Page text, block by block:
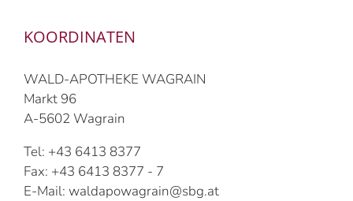
KOORDINATEN
WALD-APOTHEKE WAGRAIN
Markt 96
A-5602 Wagrain
Tel: +43 6413 8377
Fax: +43 6413 8377 - 7
E-Mail: waldapowagrain@sbg.at